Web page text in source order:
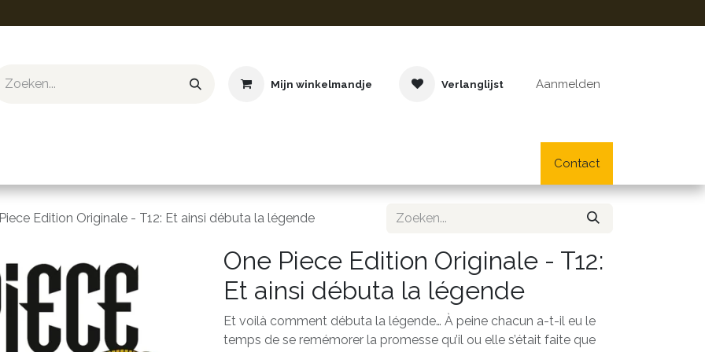
Mijn winkelmandje Verlanglijst Aanmelden
Lifestyle
Contact
Edition Originale - T12: Et ainsi débuta la légende
One Piece Edition Originale - T12:
Et ainsi débuta la légende
Et voilà comment débuta la légende… À peine chacun a-t-il eu le
temps de se remémorer la promesse qu’il ou elle s’était faite que